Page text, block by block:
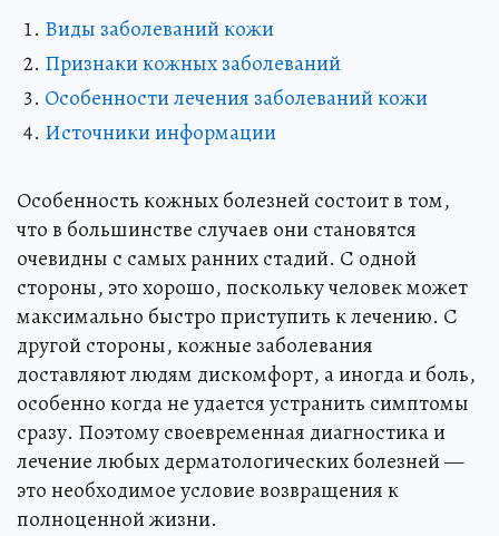
Виды заболеваний кожи
Признаки кожных заболеваний
Особенности лечения заболеваний кожи
Источники информации
Особенность кожных болезней состоит в том,
что в большинстве случаев они становятся
очевидны с самых ранних стадий. С одной
стороны, это хорошо, поскольку человек может
максимально быстро приступить к лечению. С
другой стороны, кожные заболевания
доставляют людям дискомфорт, а иногда и боль,
особенно когда не удается устранить симптомы
сразу. Поэтому своевременная диагностика и
лечение любых дерматологических болезней —
это необходимое условие возвращения к
полноценной жизни.